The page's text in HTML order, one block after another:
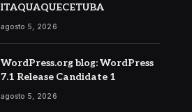
ITAQUAQUECETUBA
agosto 5, 2026
WordPress.org blog: WordPress
7.1 Release Candidate 1
agosto 5, 2026